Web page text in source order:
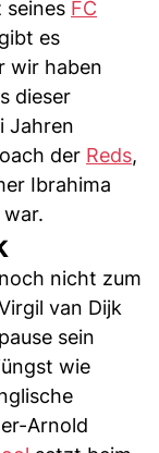
seines FC
es
wir haben
dieser
Jahren
der Reds,
Ibrahima
war.
nicht zum
van Dijk
sein
wie
Arnold